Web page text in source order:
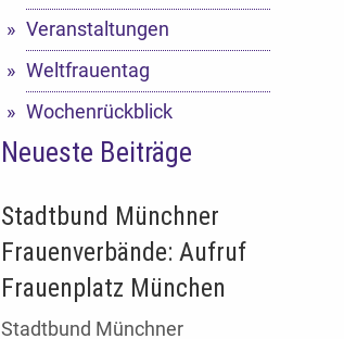
Veranstaltungen
Weltfrauentag
Wochenrückblick
Neueste Beiträge
Stadtbund Münchner
Frauenverbände: Aufruf
Frauenplatz München
Stadtbund Münchner